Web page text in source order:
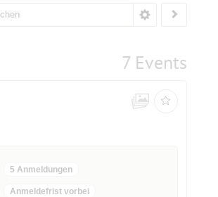
7 Events
5 Anmeldungen
Anmeldefrist vorbei